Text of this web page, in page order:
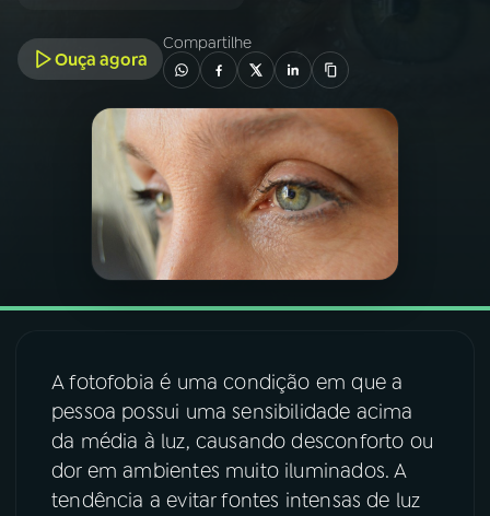
A RÁDIO
PROGRAMAÇÃO
PROGRAMAS
PODCASTS
07ÚLTIMAS
08 FESTIVAL DE MÚSICA
Ouça agora
Compartilhe
A fotofobia é uma condição em que a
pessoa possui uma sensibilidade acima
da média à luz, causando desconforto ou
dor em ambientes muito iluminados. A
tendência a evitar fontes intensas de luz